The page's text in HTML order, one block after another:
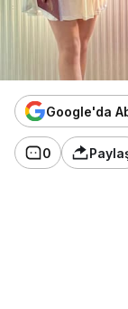
Google'da
0